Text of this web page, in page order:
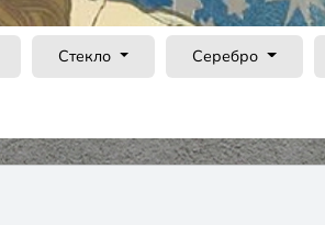
Стекло Серебро